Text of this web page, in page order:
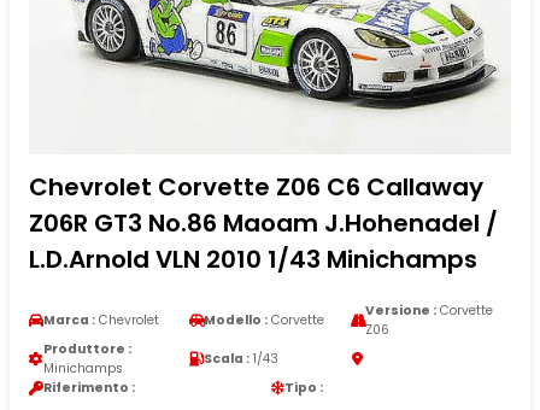
Chevrolet Corvette Z06 C6 Callaway
Z06R GT3 No.86 Maoam J.Hohenadel /
L.D.Arnold VLN 2010 1/43 Minichamps
Marca : Chevrolet Modello : Corvette
Versione :Corvette
Z06
Produttore :
Minichamps
Scala : 1/43
Riferimento :
Tipo :